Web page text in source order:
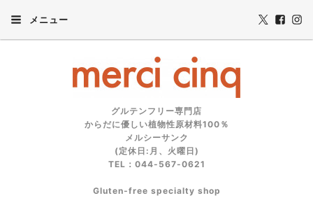
メニュー
グルテンフリー専門店
からだに優しい植物性原材料100％
メルシーサンク
(定休日:月、火曜日)
TEL：044-567-0621
Gluten‑free specialty shop